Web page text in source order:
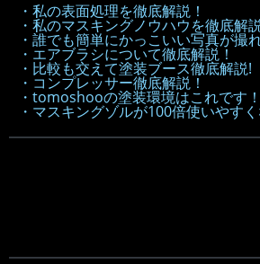
・私の表面処理を徹底解説！
・私のマスキングノウハウを徹底解
・誰でも簡単にかっこいい写真が撮
・エアブラシについて徹底解説！
・比較も交えて塗装ブース徹底解説!
・コンプレッサー徹底解説！
・tomoshooの塗装環境はこれです！
・マスキングゾルが100倍使いやすく